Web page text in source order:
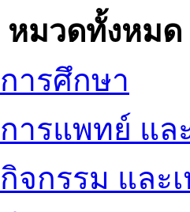
หมวดทั้งหมด
การศึกษา
การแพทย์ แล
กิจกรรม แล